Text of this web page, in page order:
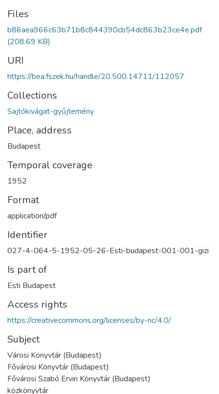
Files
b86aea966c63b71b8c844390cb54dc863b23ce4e.pdf
(208.69 KB)
URI
https://bea.fszek.hu/handle/20.500.14711/112057
Collections
Sajtókivágat-gyűjtemény
Place, address
Budapest
Temporal coverage
1952
Format
application/pdf
Identifier
027-4-064-5-1952-05-26-Esti-budapest-001-001-gizi
Is part of
Esti Budapest
Access rights
https://creativecommons.org/licenses/by-nc/4.0/
Subject
Városi Könyvtár (Budapest)
Fővárosi Könyvtár (Budapest)
Fővárosi Szabó Ervin Könyvtár (Budapest)
közkönyvtár